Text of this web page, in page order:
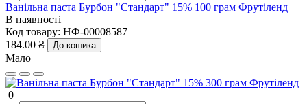
Ванільна паста Бурбон "Стандарт" 15% 100 грам Фрутіленд
В наявності
Код товару: НФ-00008587
184.00 ₴
До кошика
Мало
0